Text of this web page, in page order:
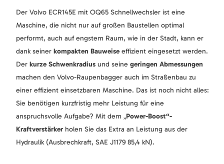
Der Volvo ECR145E mit OQ65 Schnellwechsler ist eine
Maschine, die nicht nur auf großen Baustellen optimal
performt, auch auf engstem Raum, wie in der Stadt, kann er
dank seiner kompakten Bauweiseeffizient eingesetzt werden.
Der kurze Schwenkradius und seine geringen Abmessungen
machen den Volvo-Raupenbagger auch im Straßenbau zu
einer effizient einsetzbaren Maschine. Das ist noch nicht alles:
Sie benötigen kurzfristig mehr Leistung für eine
anspruchsvolle Aufgabe? Mit dem „Power-Boost“-
Kraftverstärker holen Sie das Extra an Leistung aus der
Hydraulik (Ausbrechkraft, SAE J1179 85,4 kN).